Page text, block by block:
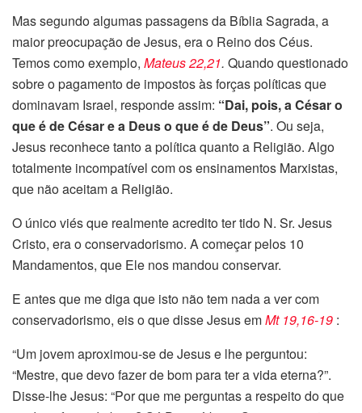
Mas segundo algumas passagens da Bíblia Sagrada, a
maior preocupação de Jesus, era o Reino dos Céus.
Temos como exemplo, Mateus 22,21. Quando questionado
sobre o pagamento de impostosàs forças políticas que
dominavam Israel, responde assim: “Dai, pois, a César o
que é de César e a Deus o que é de Deus”. Ou seja,
Jesus reconhece tantoa política quanto a Religião. Algo
totalmente incompatível com os ensinamentos Marxistas,
que não aceitam a Religião.
O único viés que realmente acredito ter tido N. Sr. Jesus
Cristo, era o conservadorismo. A começar pelos 10
Mandamentos, que Ele nos mandou conservar.
E antes que me diga que isto não tem nada a ver com
conservadorismo, eis o que disse Jesus emMt 19,16-19 :
“Um jovem aproximou-se de Jesus e lhe perguntou:
“Mestre, que devo fazer de bom para ter a vida eterna?”.
Disse-lhe Jesus: “Por que me perguntas a respeito do que